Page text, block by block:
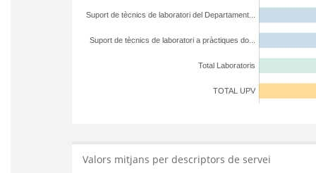
TOTAL UPV
Total Laboratoris
Suport de tècnics de laboratori a pràctiques do...
Suport de tècnics de laboratori del Departament...
Valors mitjans per descriptors de servei